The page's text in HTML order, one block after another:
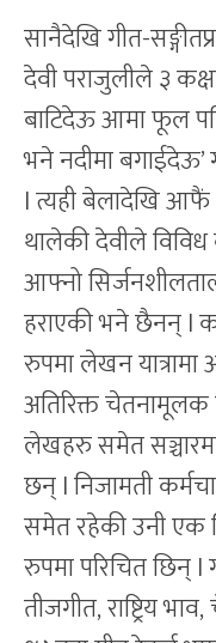
सानैदेखि गीत-
देवी पराजुलीले ३
बाटिदेऊ आमा फूल
भने नदीमा
l त्यही बेलादेखि आफैं
थालेकी देवीले
आफ्नो
हराएकी भने छैनन् l
रुपमा लेखन
अतिरिक्त चेतनामूलक
लेखहरु समेत
छन् l निजामती
समेत रहेकी उनी एक
रुपमा परिचित छिन्
तीजगीत, राष्ट्रिय